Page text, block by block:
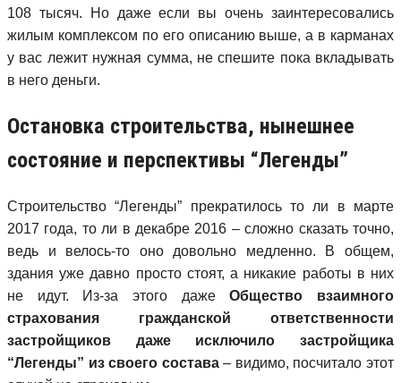
108 тысяч. Но даже если вы очень заинтересовались
жилым комплексом по его описанию выше, а в карманах
у вас лежит нужная сумма, не спешите пока вкладывать
в него деньги.
Остановка строительства, нынешнее
состояние и перспективы “Легенды”
Строительство “Легенды” прекратилось то ли в марте
2017 года, то ли в декабре 2016 – сложно сказать точно,
ведь и велось-то оно довольно медленно. В общем,
здания уже давно просто стоят, а никакие работы в них
не идут. Из-за этого дажеОбщество взаимного
страхования гражданской ответственности
застройщиков даже исключило застройщика
“Легенды” из своего состава– видимо, посчитало этот